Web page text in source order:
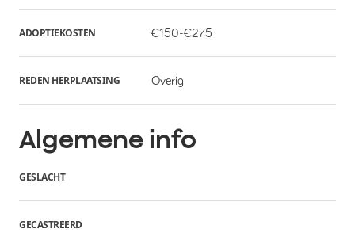
ADOPTIEKOSTEN €150-€275
REDEN HERPLAATSING Overig
Algemene info
GESLACHT
GECASTREERD